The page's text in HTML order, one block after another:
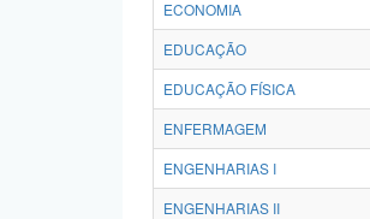
ECONOMIA
EDUCAÇÃO
EDUCAÇÃO FÍSICA
ENFERMAGEM
ENGENHARIAS I
ENGENHARIAS II